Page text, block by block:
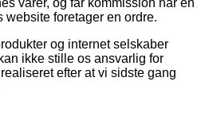
foretager en ordre.
og internet selskaber
ikke stille os ansvarlig for
efter at vi sidste gang